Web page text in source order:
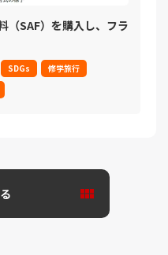
（SAF）を購入し、フラ
SDGs
修学旅行